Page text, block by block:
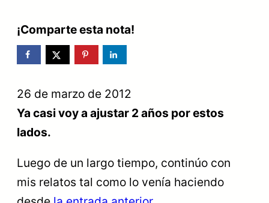
¡Comparte esta nota!
26 de marzo de 2012
Ya casi voy a ajustar 2 años por estos
lados.
Luego de un largo tiempo, continúo con
mis relatos tal como lo venía haciendo